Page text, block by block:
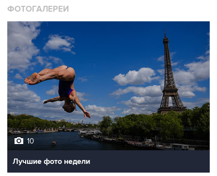
ФОТОГАЛЕРЕИ
10
Лучшие фото недели